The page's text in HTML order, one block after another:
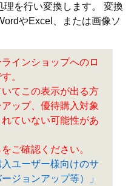
理を行い変換します。 変換
やExcel、または画像ソ
インショップへのロ
。
てこの表示が出る方
ップ、優待購入対象
ていない可能性があ
ご確認ください。
ユーザー様向けのサ
ジョンアップ等）」